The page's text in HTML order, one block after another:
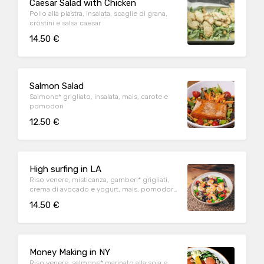
Caesar Salad with Chicken
Pollo alla piastra, insalata, scaglie di grana,
crostini e salsa caesar
14.50 €
Salmon Salad
Salmone* grigliato, insalata, mais, carote e
pomodori
12.50 €
High surfing in LA
Riso venere, misticanza, gamberi* grigliati,
crema di avocado e yogurt, mais, pomodori
14.50 €
Money Making in NY